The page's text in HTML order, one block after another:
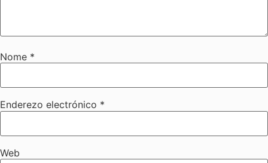
Nome *
Enderezo electrónico *
Web